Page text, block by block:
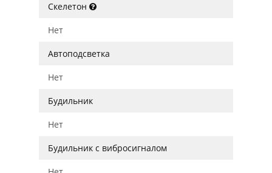
Скелетон
Нет
Автоподсветка
Нет
Будильник
Нет
Будильник с вибросигналом